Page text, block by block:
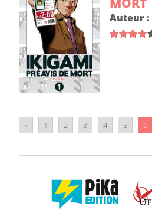
Auteur :
« 1 2 3 4 5 6